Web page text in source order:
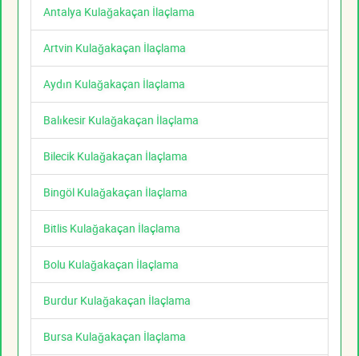
Antalya Kulağakaçan İlaçlama
Artvin Kulağakaçan İlaçlama
Aydın Kulağakaçan İlaçlama
Balıkesir Kulağakaçan İlaçlama
Bilecik Kulağakaçan İlaçlama
Bingöl Kulağakaçan İlaçlama
Bitlis Kulağakaçan İlaçlama
Bolu Kulağakaçan İlaçlama
Burdur Kulağakaçan İlaçlama
Bursa Kulağakaçan İlaçlama